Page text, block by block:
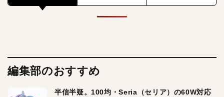
編集部のおすすめ
半信半疑。100均・Seria（セリア）の60W対応